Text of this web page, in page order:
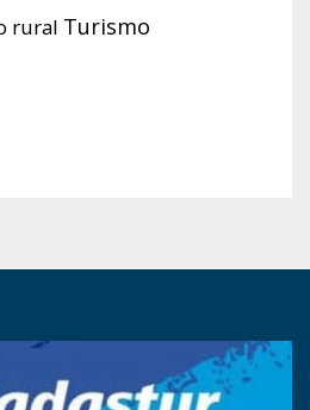
rural Turismo